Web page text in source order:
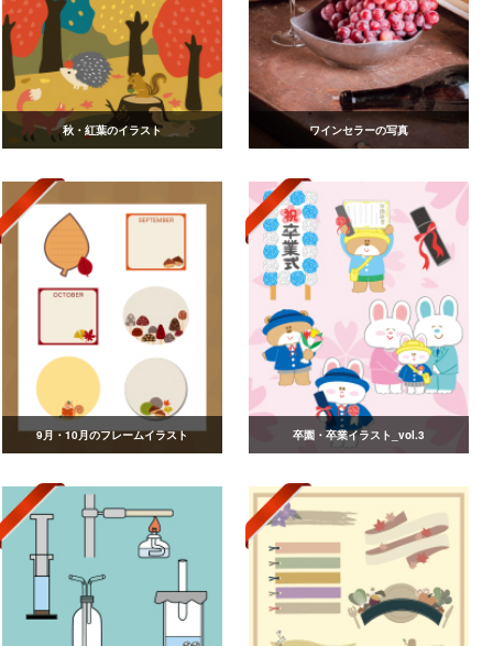
秋・紅葉のイラスト ワインセラーの写真
9月・10月のフレームイラスト 卒園・卒業イラスト_vol.3